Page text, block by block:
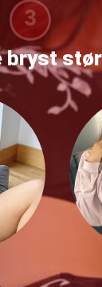
3
bryst